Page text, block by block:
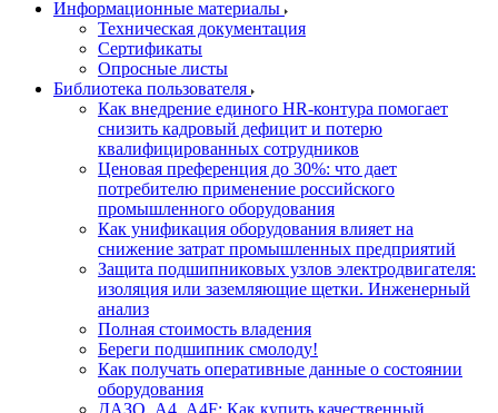
Информационные материалы
Техническая документация
Сертификаты
Опросные листы
Библиотека пользователя
Как внедрение единого HR-контура помогает
снизить кадровый дефицит и потерю
квалифицированных сотрудников
Ценовая преференция до 30%: что дает
потребителю применение российского
промышленного оборудования
Как унификация оборудования влияет на
снижение затрат промышленных предприятий
Защита подшипниковых узлов электродвигателя:
изоляция или заземляющие щетки. Инженерный
анализ
Полная стоимость владения
Береги подшипник смолоду!
Как получать оперативные данные о состоянии
оборудования
ДАЗО, А4, А4F: Как купить качественный